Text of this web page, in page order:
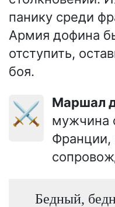
панику среди
Армия дофина
отступить,
боя.
⚔️ маршал
мужчина
Франции,
Бедный,